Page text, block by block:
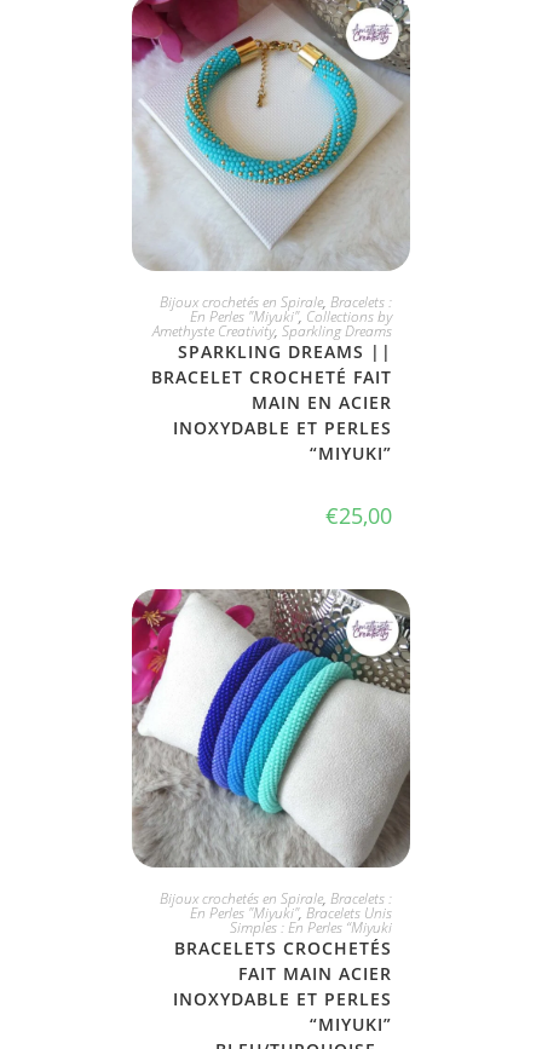
JE L'ADOPTE
Bijoux crochetés en Spirale, Bracelets :
En Perles "Miyuki", Collections by
Amethyste Creativity, Sparkling Dreams
SPARKLING DREAMS ||
BRACELET CROCHETÉ FAIT
MAIN EN ACIER
INOXYDABLE ET PERLES
“MIYUKI”
€25,00
CHOIX DIVERS
Bijoux crochetés en Spirale, Bracelets :
En Perles "Miyuki", Bracelets Unis
Simples : En Perles “Miyuki
BRACELETS CROCHETÉS
FAIT MAIN ACIER
INOXYDABLE ET PERLES
“MIYUKI”